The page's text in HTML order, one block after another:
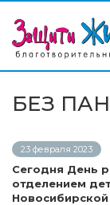
БЕЗ
23 февраля 2023
Сегодня День
отделением